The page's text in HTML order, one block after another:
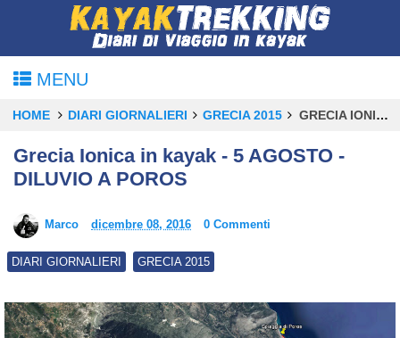
MENU
HOME DIARI GIORNALIERI GRECIA 2015 GRECIA IONICA IN KAYAK - 5 AGOSTO - DILUVIO A POROS
Grecia Ionica in kayak - 5 AGOSTO -
DILUVIO A POROS
Marco dicembre 08, 2016 0 Commenti
DIARI GIORNALIERI GRECIA 2015